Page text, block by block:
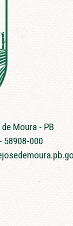
Moura - PB
58908-000